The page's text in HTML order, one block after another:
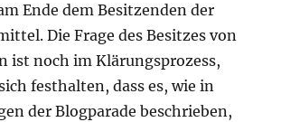
Ende dem Besitzenden der
Die Frage des Besitzes von
ist noch im Klärungsprozess,
festhalten, dass es, wie in
der Blogparade beschrieben,